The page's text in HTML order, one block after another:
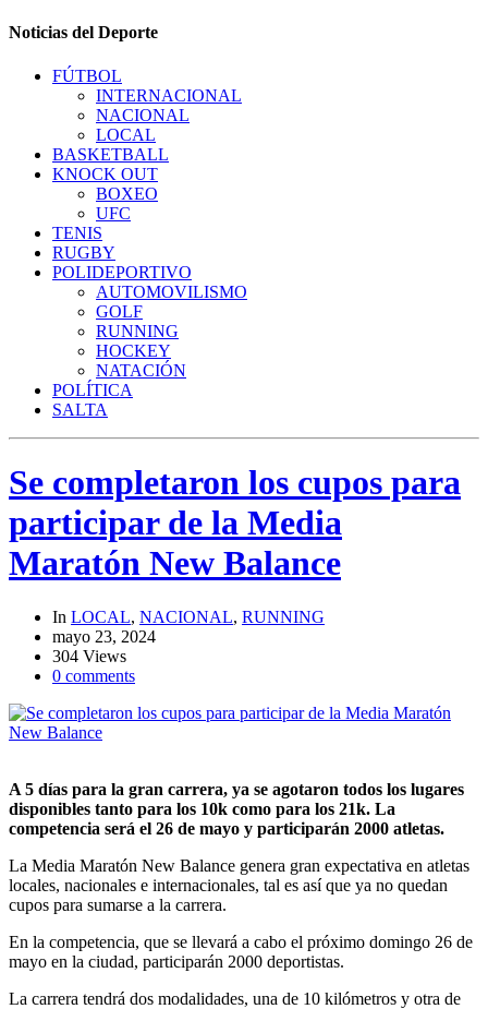
Noticias del Deporte
FÚTBOL
INTERNACIONAL
NACIONAL
LOCAL
BASKETBALL
KNOCK OUT
BOXEO
UFC
TENIS
RUGBY
POLIDEPORTIVO
AUTOMOVILISMO
GOLF
RUNNING
HOCKEY
NATACIÓN
POLÍTICA
SALTA
Se completaron los cupos para
participar de la Media
Maratón New Balance
In LOCAL, NACIONAL, RUNNING
mayo 23, 2024
304 Views
0 comments
A 5 días para la gran carrera, ya se agotaron todos los lugares
disponibles tanto para los 10k como para los 21k. La
competencia será el 26 de mayo y participarán 2000 atletas.
La Media Maratón New Balance genera gran expectativa en atletas
locales, nacionales e internacionales, tal es así que ya no quedan
cupos para sumarse a la carrera.
En la competencia, que se llevará a cabo el próximo domingo 26 de
mayo en la ciudad, participarán 2000 deportistas.
La carrera tendrá dos modalidades, una de 10 kilómetros y otra de